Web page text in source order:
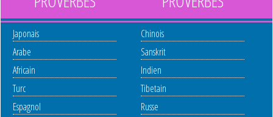
Japonais
Arabe
Africain
Turc
Espagnol
Chinois
Sanskrit
Indien
Tibetain
Russe